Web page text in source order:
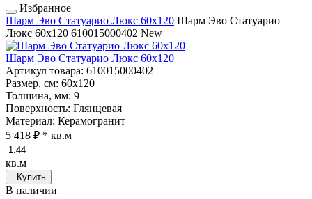
Избранное
Шарм Эво Статуарио Люкс 60x120 Шарм Эво Статуарио
Люкс 60x120 610015000402 New
Шарм Эво Статуарио Люкс 60x120
Артикул товара: 610015000402
Размер, см: 60x120
Толщина, мм: 9
Поверхность: Глянцевая
Материал: Керамогранит
5 418 ₽ * кв.м
кв.м
Купить
В наличии